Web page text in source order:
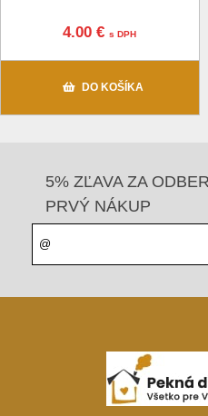
4.00 €s DPH
DO KOŠÍKA
5% ZĽAVA ZA
PRVÝ NÁKUP